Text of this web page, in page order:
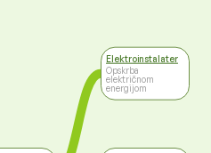
Elektroinstalater
Opskrba
električnom
energijom